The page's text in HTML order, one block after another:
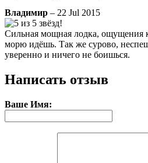
Владимир – 22 Jul 2015
Сильная мощная лодка, ощущения
морю идёшь. Так же сурово,
уверенно и ничего не боишься.
Написать отзыв
Ваше Имя: